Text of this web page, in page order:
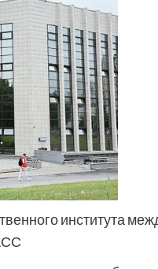
института